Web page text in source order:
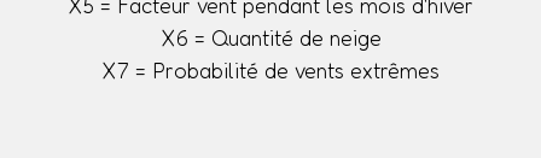
X5 = Facteur vent pendant les mois d'hiver
X6 = Quantité de neige
X7 = Probabilité de vents extrêmes